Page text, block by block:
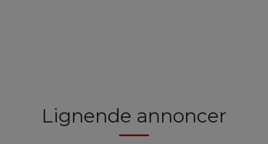
Lignende annoncer